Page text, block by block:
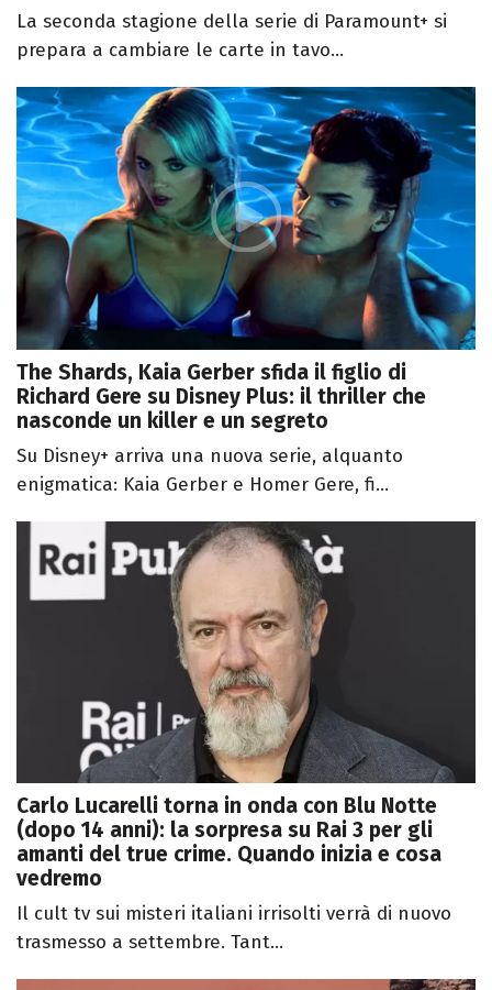
La seconda stagione della serie di Paramount+ si
prepara a cambiare le carte in tavo...
The Shards, Kaia Gerber sfida il figlio di
Richard Gere su Disney Plus: il thriller che
nasconde un killer e un segreto
Su Disney+ arriva una nuova serie, alquanto
enigmatica: Kaia Gerber e Homer Gere, fi...
Carlo Lucarelli torna in onda con Blu Notte
(dopo 14 anni): la sorpresa su Rai 3 per gli
amanti del true crime. Quando inizia e cosa
vedremo
Il cult tv sui misteri italiani irrisolti verrà di nuovo
trasmesso a settembre. Tant...